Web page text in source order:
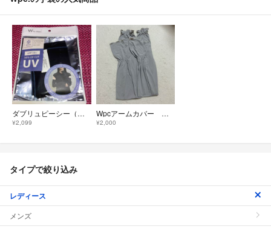
ダブリュピーシー（Wpc.） UVカット 接触冷感 アームカバー ブラック
¥2,099
Wpcアームカバー グレー
¥2,000
タイプで絞り込み
レディース
メンズ